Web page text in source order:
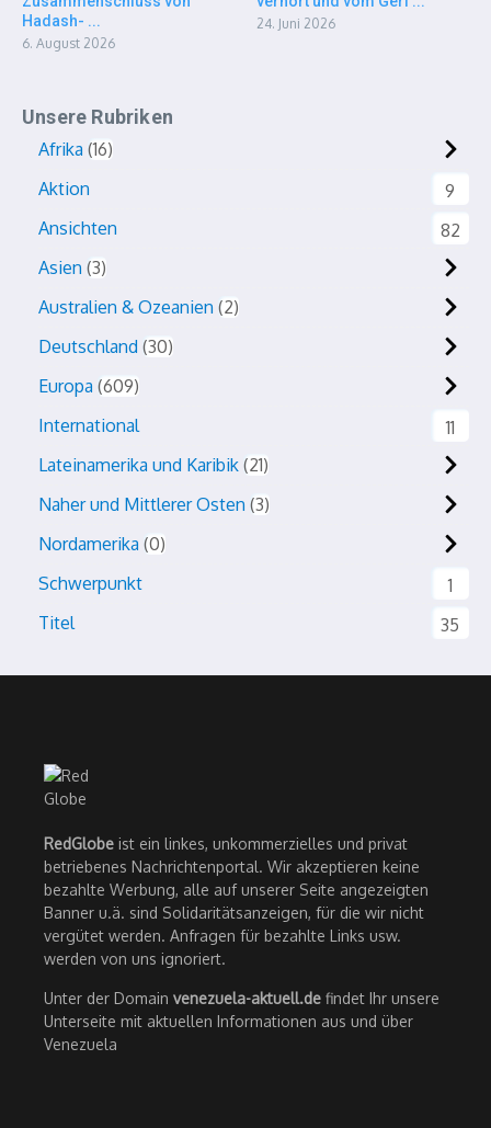
Hadash- ...
6. August 2026
24. Juni 2026
Unsere Rubriken
Afrika 16
Aktion
9
Ansichten
82
Asien 3
Australien & Ozeanien 2
Deutschland 30
Europa 609
International
11
Lateinamerika und Karibik 21
Naher und Mittlerer Osten 3
Nordamerika 0
Schwerpunkt
1
Titel
35
RedGlobe ist ein linkes, unkommerzielles und privat
betriebenes Nachrichtenportal. Wir akzeptieren keine
bezahlte Werbung, alle auf unserer Seite angezeigten
Banner u.ä. sind Solidaritätsanzeigen, für die wir nicht
vergütet werden. Anfragen für bezahlte Links usw.
werden von uns ignoriert.
Unter der Domain venezuela-aktuell.de findet Ihr unsere
Unterseite mit aktuellen Informationen aus und über
Venezuela